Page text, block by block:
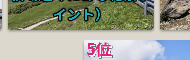
イント）
5位